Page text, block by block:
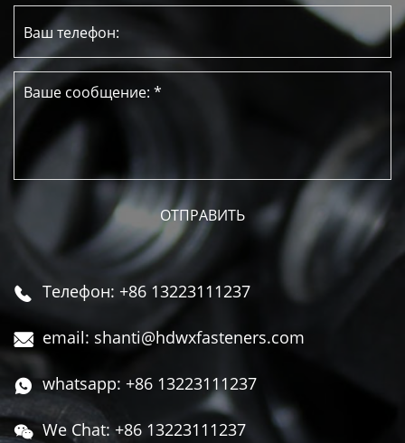
 Телефон: +86 13223111237
 email: shanti@hdwxfasteners.com
 whatsapp: +86 13223111237
 We Chat: +86 13223111237